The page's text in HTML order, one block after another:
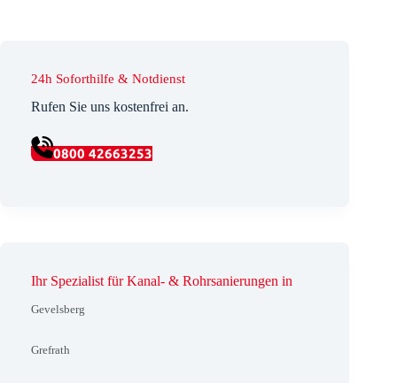
24h Soforthilfe & Notdienst
Rufen Sie uns kostenfrei an.
0800 42663253
Ihr Spezialist für Kanal- & Rohrsanierungen in
Gevelsberg
Grefrath